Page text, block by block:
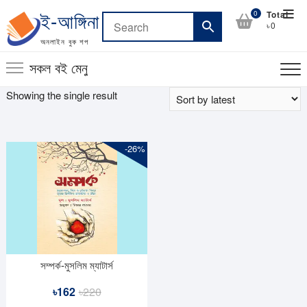
to
content
ই-আঙ্গিনা
অনলাইন বুক শপ
0 Total
৳0
সকল বই মেনু
Showing the single result
-26%
সম্পর্ক-মুসলিম ম্যাটার্স
৳220Original
৳162
Current